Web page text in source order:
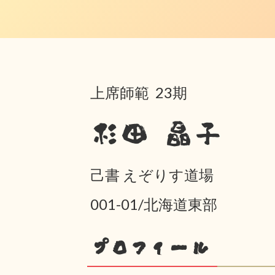
上席師範 23期
杉田 晶子
己書 えぞりす道場
001-01/北海道東部
プロフィール